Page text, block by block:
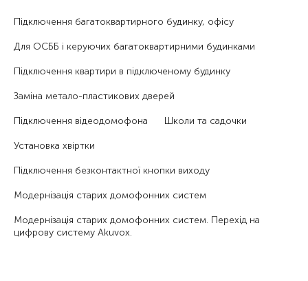
Підключення багатоквартирного будинку, офісу
Для ОСББ і керуючих багатоквартирними будинками
Підключення квартири в підключеному будинку
Заміна метало-пластикових дверей
Підключення відеодомофона Школи та садочки
Установка хвіртки
Підключення безконтактної кнопки виходу
Модернізація старих домофонних систем
Модернізація старих домофонних систем. Перехід на
цифрову систему Akuvox.